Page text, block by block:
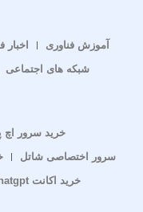
آموزش فناوری اخبار
شبکه های اجتماعی
خرید سرور اچ
سرور اختصاصی شاتل
خرید اکانت chatgpt